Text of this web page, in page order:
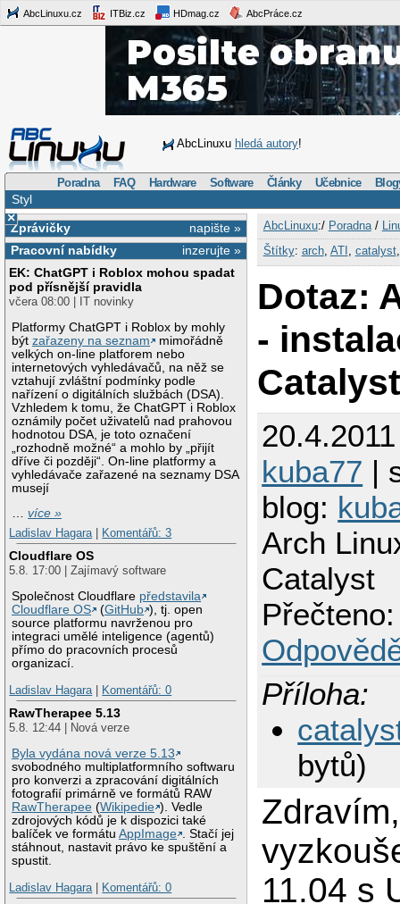
AbcLinuxu.cz ITBiz.cz HDmag.cz AbcPráce.cz
AbcLinuxu hledá autory!
Poradna FAQ Hardware Software Články Učebnice
Styl
×
napište »
Zprávičky
inzerujte »
Pracovní nabídky
EK: ChatGPT i Roblox mohou spadat
pod přísnější pravidla
včera 08:00 | IT novinky
Platformy ChatGPT i Roblox by mohly
býtzařazeny na seznam
mimořádně
velkých on-line platforem nebo
internetových vyhledávačů, na něž se
vztahují zvláštní podmínky podle
nařízení o digitálních službách (DSA).
Vzhledem k tomu, že ChatGPT i Roblox
oznámily počet uživatelů nad prahovou
hodnotou DSA, je toto označení
„rozhodně možné“ a mohlo by „přijít
dříve či později“. On-line platformy a
vyhledávače zařazené na seznamy DSA
musejí
…více »
Ladislav Hagara
Komentářů: 3
Cloudflare OS
5.8. 17:00 | Zajímavý software
Společnost Cloudflare představila
Cloudflare OS
(GitHub ), tj. open
source platformu navrženou pro
integraci umělé inteligence (agentů)
přímo do pracovních procesů
organizací.
Ladislav Hagara
Komentářů: 0
RawTherapee 5.13
5.8. 12:44 | Nová verze
Byla vydána nová verze 5.13
svobodného multiplatformního softwaru
pro konverzi a zpracování digitálních
fotografií primárně ve formátů RAW
RawTherapee (Wikipedie ). Vedle
zdrojových kódů je k dispozici také
balíček ve formátuAppImage . Stačí jej
stáhnout, nastavit právo ke spuštění a
spustit.
Ladislav Hagara
Komentářů: 0
AbcLinuxu:/ Poradna/
Štítky: arch, ATI catalyst
Dotaz:
-
kuba77 |
blog:
Arch
Catalyst
Příloha:
bytů)
11.04 s